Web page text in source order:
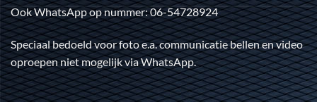
Ook WhatsApp op nummer: 06-54728924
Speciaal bedoeld voor foto e.a. communicatie bellen en video
oproepen niet mogelijk via WhatsApp.